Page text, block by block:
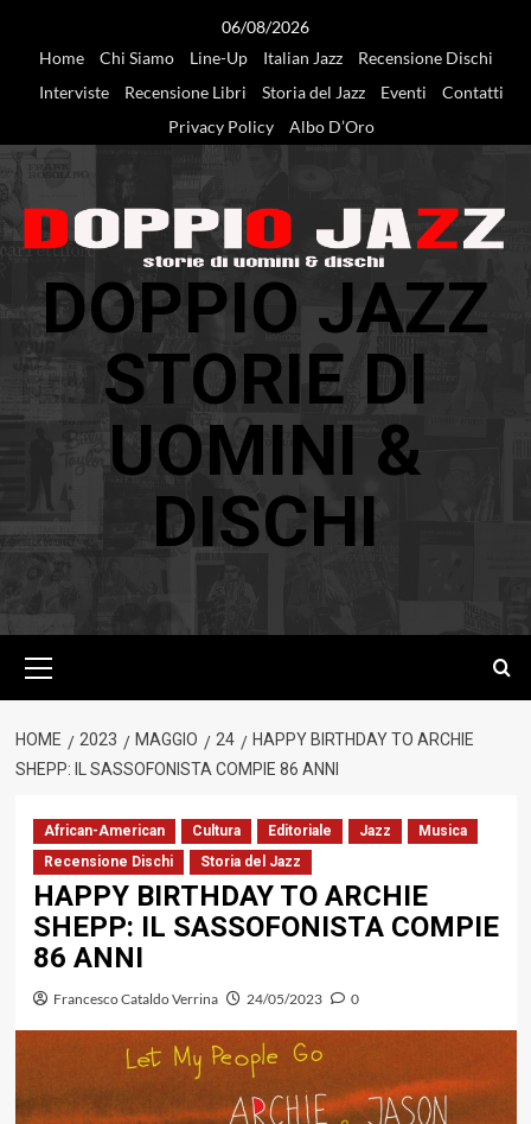
06/08/2026
Home
Chi Siamo Line-Up Italian Jazz
Recensione Dischi
Interviste
Recensione Libri Storia del Jazz Eventi
Contatti
Privacy Policy
Albo D’Oro
DOPPIO JAZZ
STORIE DI
UOMINI &
DISCHI
principale
HOME 2023 MAGGIO 24
HAPPY BIRTHDAY TO ARCHIE
SHEPP: IL SASSOFONISTA COMPIE 86 ANNI
African-American Cultura Editoriale Jazz
Musica
Recensione Dischi
Storia del Jazz
HAPPY BIRTHDAY TO ARCHIE
SHEPP: IL SASSOFONISTA COMPIE
86 ANNI
Francesco Cataldo Verrina 24/05/2023 0